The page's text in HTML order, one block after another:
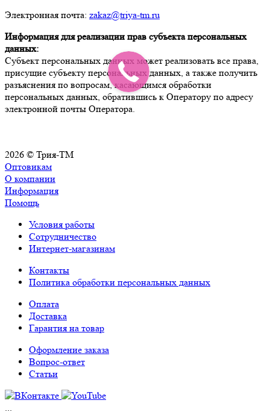
Электронная почта: zakaz@triya-tm.ru
Информация для реализации прав субъекта персональных
данных:
Субъект персональных данных может реализовать все права,
присущие субъекту персональных данных, а также получить
разъяснения по вопросам, касающимся обработки
персональных данных, обратившись к Оператору по адресу
электронной почты Оператора.
2026 © Трия-ТМ
Оптовикам
О компании
Информация
Помощь
Условия работы
Сотрудничество
Интернет-магазинам
Контакты
Политика обработки персональных данных
Оплата
Доставка
Гарантия на товар
Оформление заказа
Вопрос-ответ
Статьи
...